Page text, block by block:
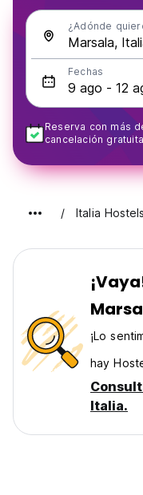
¿Adónde
Fechas
Reserva con más
cancelación gratuita
Italia Hostels
¡Lo
hay
Italia.